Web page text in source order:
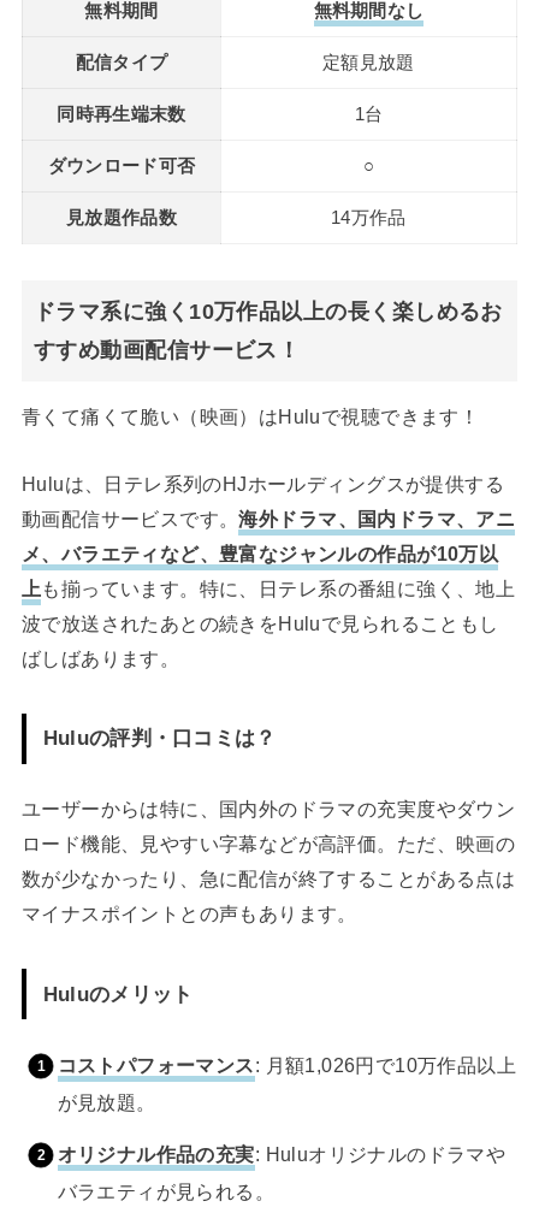
無料期間 無料期間なし
配信タイプ 定額見放題
同時再生端末数 1台
ダウンロード可否 ○
見放題作品数 14万作品
ドラマ系に強く10万作品以上の長く楽しめるお
すすめ動画配信サービス！
青くて痛くて脆い（映画）はHuluで視聴できます！
Huluは、日テレ系列のHJホールディングスが提供する
動画配信サービスです。海外ドラマ、国内ドラマ、アニ
メ、バラエティなど、豊富なジャンルの作品が10万以
上 も揃っています。特に、日テレ系の番組に強く、地上
波で放送されたあとの続きをHuluで見られることもし
ばしばあります。
Huluの評判・口コミは？
ユーザーからは特に、国内外のドラマの充実度やダウン
ロード機能、見やすい字幕などが高評価。ただ、映画の
数が少なかったり、急に配信が終了することがある点は
マイナスポイントとの声もあります。
Huluのメリット
コストパフォーマンス: 月額1,026円で10万作品以上
が見放題。
オリジナル作品の充実: Huluオリジナルのドラマや
バラエティが見られる。